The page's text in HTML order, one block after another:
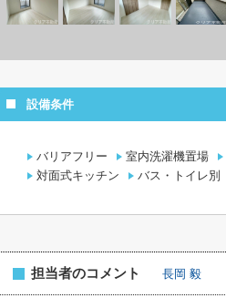
設備条件
バリアフリー 室内洗濯機置場
対面式キッチン
バス・トイレ別
担当者のコメント 長岡 毅